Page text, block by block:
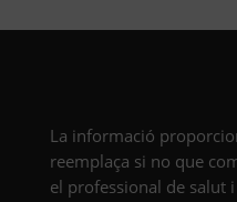
La informació
reemplaça si no que
el professional de salut